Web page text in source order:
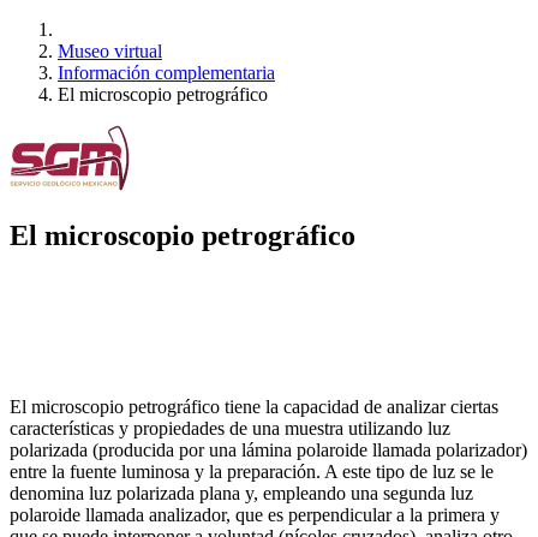
Museo virtual
Información complementaria
El microscopio petrográfico
El microscopio petrográfico
El microscopio petrográfico tiene la capacidad de analizar ciertas
características y propiedades de una muestra utilizando luz
polarizada (producida por una lámina polaroide llamada polarizador)
entre la fuente luminosa y la preparación. A este tipo de luz se le
denomina luz polarizada plana y, empleando una segunda luz
polaroide llamada analizador, que es perpendicular a la primera y